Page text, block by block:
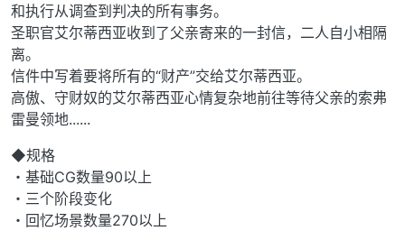
和执行从调查到判决的所有事务。
圣职官艾尔蒂西亚收到了父亲寄来的一封信，二人自小相隔
离。
信件中写着要将所有的“财产”交给艾尔蒂西亚。
高傲、守财奴的艾尔蒂西亚心情复杂地前往等待父亲的索弗
雷曼领地......
◆规格
・基础CG数量90以上
・三个阶段变化
・回忆场景数量270以上